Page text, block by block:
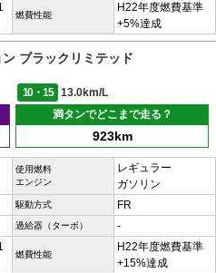
燃費性能
H22年度燃費基準
+5%達成
ブラックリミテッド
10・15
13.0km/L
満タンでどこまで走る？
923km
使用燃料
エンジン
レギュラー
ガソリン
駆動方式 FR
過給器（ターボ） -
燃費性能
H22年度燃費基準
+15%達成